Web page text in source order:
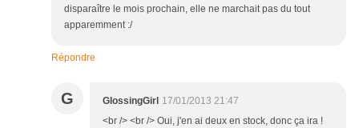
disparaître le mois prochain, elle ne marchait pas du tout
apparemment :/
Répondre
G GlossingGirl 17/01/2013 21:47
<br /> <br /> Oui, j'en ai deux en stock, donc ça ira !